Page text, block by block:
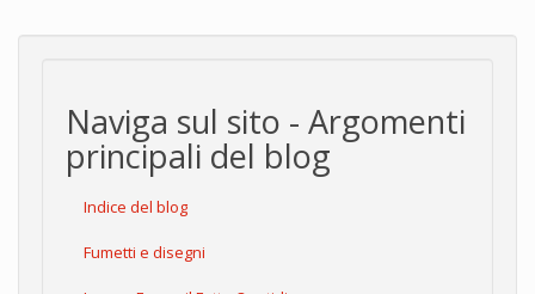
Naviga sul sito - Argomenti
principali del blog
Indice del blog
Fumetti e disegni